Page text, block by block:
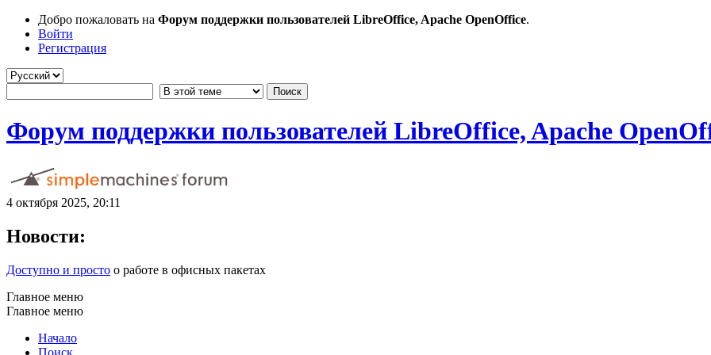
Добро пожаловать на Форум поддержки пользователей LibreOffice, Apache OpenOffice.
Войти
Регистрация
Форум поддержки пользователей LibreOffice, Apache
4 октября 2025, 20:11
Новости:
Доступно и просто о работе в офисных пакетах
Главное меню
Главное меню
Начало
Поиск